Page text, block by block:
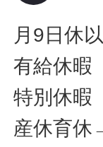
月9日休
有給休暇
特別休暇
産休育休